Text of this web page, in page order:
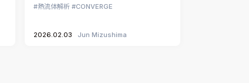
熱流体解析 CONVERGE
2026.02.03 Jun Mizushima